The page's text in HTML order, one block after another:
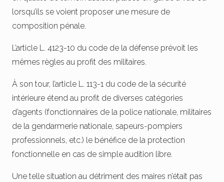
lorsqu’ils se voient proposer une mesure de
composition pénale.
L’article L. 4123-10 du code de la défense prévoit les
mêmes règles au profit des militaires.
À son tour, l’article L. 113-1 du code de la sécurité
intérieure étend au profit de diverses catégories
d’agents (fonctionnaires de la police nationale, militaires
de la gendarmerie nationale, sapeurs-pompiers
professionnels, etc.) le bénéfice de la protection
fonctionnelle en cas de simple audition libre.
Une telle situation au détriment des maires n’était pas